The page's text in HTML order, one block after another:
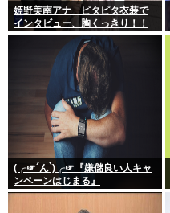
姫野美南アナ ピタピタ衣装で
インタビュー、胸くっきり！！
【GIF動画あり】
(╭☞´ん`)╭☞『嫌儲良い人キャ
ンペーンはじまる』